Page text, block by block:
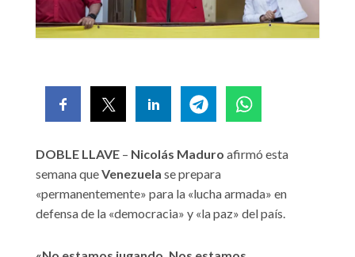
DOBLE LLAVE – Nicolás Maduro afirmó esta
semana queVenezuela se prepara
«permanentemente» para la «lucha armada» en
defensa de la «democracia» y «la paz» del país.